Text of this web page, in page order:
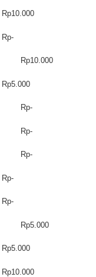
Rp10.000
Rp-
Rp10.000
Rp5.000
Rp-
Rp-
Rp-
Rp-
Rp-
Rp5.000
Rp5.000
Rp10.000